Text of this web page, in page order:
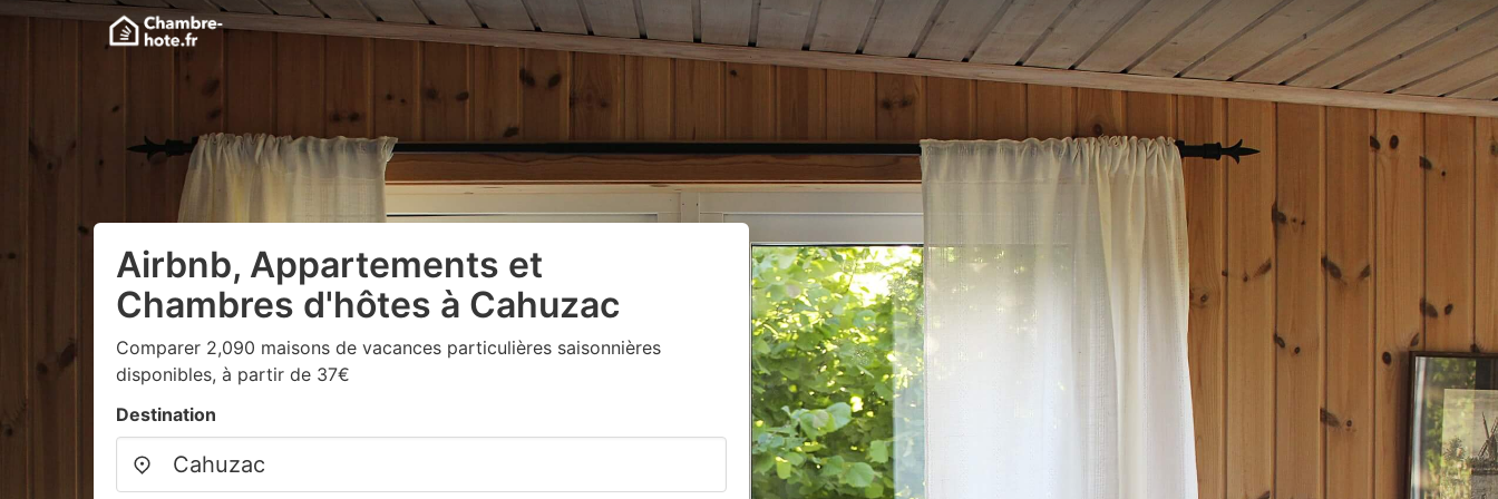
Airbnb, Appartements et
Chambres d'hôtes à Cahuzac
Comparer 2,090 maisons de vacances particulières saisonnières
disponibles, à partir de 37€
Destination